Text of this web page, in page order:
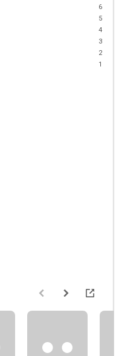
6
5
4
3
2
1